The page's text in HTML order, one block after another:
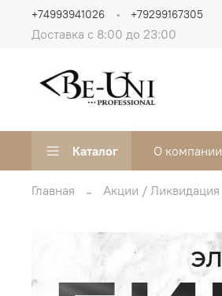
Доставка с 8:00 до 23:00
+74993941026 +79299167305
Каталог О компании
Главная Акции / Ликвидация